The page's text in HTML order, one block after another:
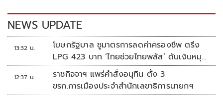
k k
NEWS UPDATE
13:32 น.
โฆษกรัฐบาล ชูมาตรการลดค่าครองชีพ ตรึง
LPG 423 บาท ‘ไทยช่วยไทยพลัส’ ดันเงินหมุน
แสนล้าน
12:37 น.
ราชกิจจาฯ แพร่คำสั่งอนุทิน ตั้ง 3
ขรก.การเมืองประจำสำนักเลขาธิการนายกฯ